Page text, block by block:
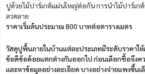
ปูด้วยไม้ปาร์เกต์แผ่นใหญ่ต่อกัน การนำไม้ปาร์เกต์
ลวดลาย
ราคาเริ่มต้นประมาณ 800 บาทต่อตารางเมตร
วัสดุปูพื้นภายในบ้านแต่ละประเภทมีระดับราคาให้
ข้อดีข้อด้อยแตกต่างกันออกไป ก่อนเลือกซื้อจึงค
และหาข้อมูลอย่างละเอียด บางอย่างจ่ายแพงขึ้น